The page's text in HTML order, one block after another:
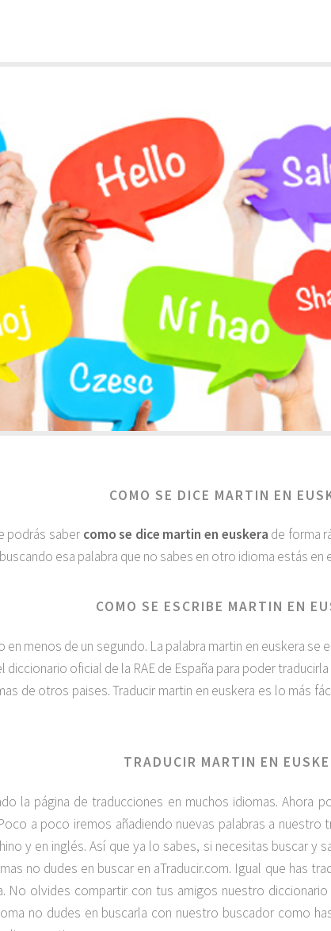
COMO SE DICE MARTIN EN
podrás saber como se dice martin en euskera de forma
esa palabra que no sabes en otro idioma estás
COMO SE ESCRIBE MARTIN EN
menos de un segundo. La palabra martin en euskera
oficial de la RAE de España para poder
de otros paises. Traducir martin en euskera es lo más
TRADUCIR MARTIN EN
la página de traducciones en muchos idiomas. Ahora
a poco iremos añadiendo nuevas palabras a
y en inglés. Así que ya lo sabes, si necesitas buscar
no dudes en buscar en aTraducir.com. Igual que has
No olvides compartir con tus amigos nuestro
no dudes en buscarla con nuestro buscador como